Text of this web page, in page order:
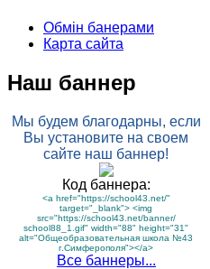
Обмін банерами
Карта сайта
Наш баннер
Мы будем благодарны, если
Вы установите на своем
сайте наш баннер!
Код баннера:
<a href="https://school43.net/"
target="_blank"> <img
src="https://school43.net/banner/
school88_1.gif" width="88" height="31"
alt="Общеобразовательная школа №43
г.Симферополя"></a>
Все баннеры...